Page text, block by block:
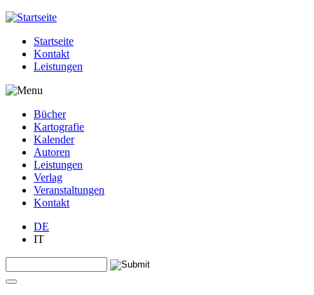
Jump to navigation
Startseite
Kontakt
Leistungen
Bücher
Kartografie
Kalender
Autoren
Leistungen
Verlag
Veranstaltungen
Kontakt
DE
IT
Suchformular